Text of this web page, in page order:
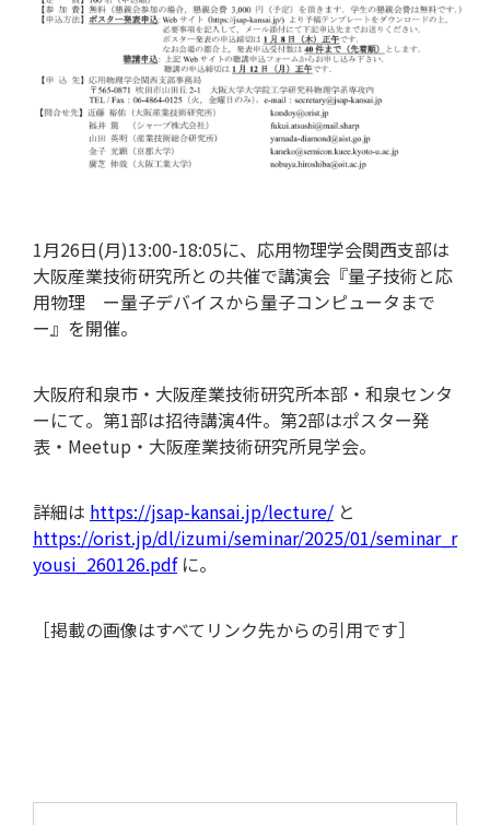
用語集
ツール/設備
1月26日(月)13:00-18:05に、応用物理学会関西支部は
大阪産業技術研究所との共催で講演会『量子技術と応
用物理 ー量子デバイスから量子コンピュータまで
ー』を開催。
大阪府和泉市・大阪産業技術研究所本部・和泉センタ
ーにて。第1部は招待講演4件。第2部はポスター発
表・Meetup・大阪産業技術研究所見学会。
詳細は https://jsap-kansai.jp/lecture/ と
https://orist.jp/dl/izumi/seminar/2025/01/seminar_r
yousi_260126.pdfに。
［掲載の画像はすべてリンク先からの引用です］